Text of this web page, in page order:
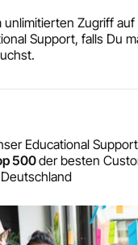
unlimitierten Zugriff
Support, falls Du
Educational
500der besten